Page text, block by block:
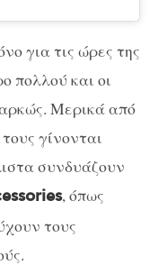
για τις ώρες της
πολλού και οι
Μερικά από
γίνονται
συνδυάζουν
, όπως
τους